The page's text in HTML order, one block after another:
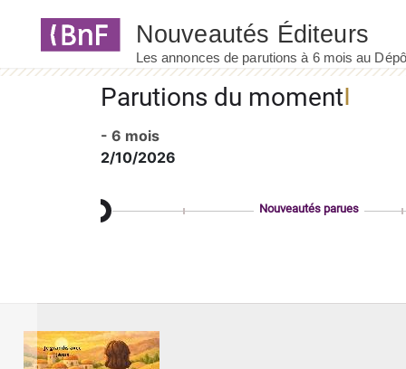
Parutions du moment
- 6 mois
2/10/2026
Nouveautés parues